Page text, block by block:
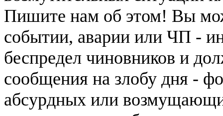
Пишите нам об этом! Вы
событии, аварии или ЧП -
беспредел чиновников и
сообщения на злобу дня -
абсурдных или